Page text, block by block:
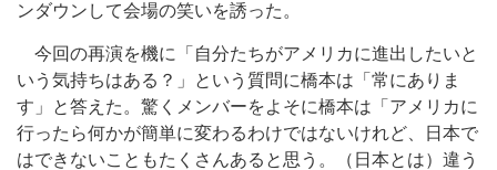
ンダウンして会場の笑いを誘った。
今回の再演を機に「自分たちがアメリカに進出したいと
いう気持ちはある？」という質問に橋本は「常にありま
す」と答えた。驚くメンバーをよそに橋本は「アメリカに
行ったら何かが簡単に変わるわけではないけれど、日本で
はできないこともたくさんあると思う。（日本とは）違う